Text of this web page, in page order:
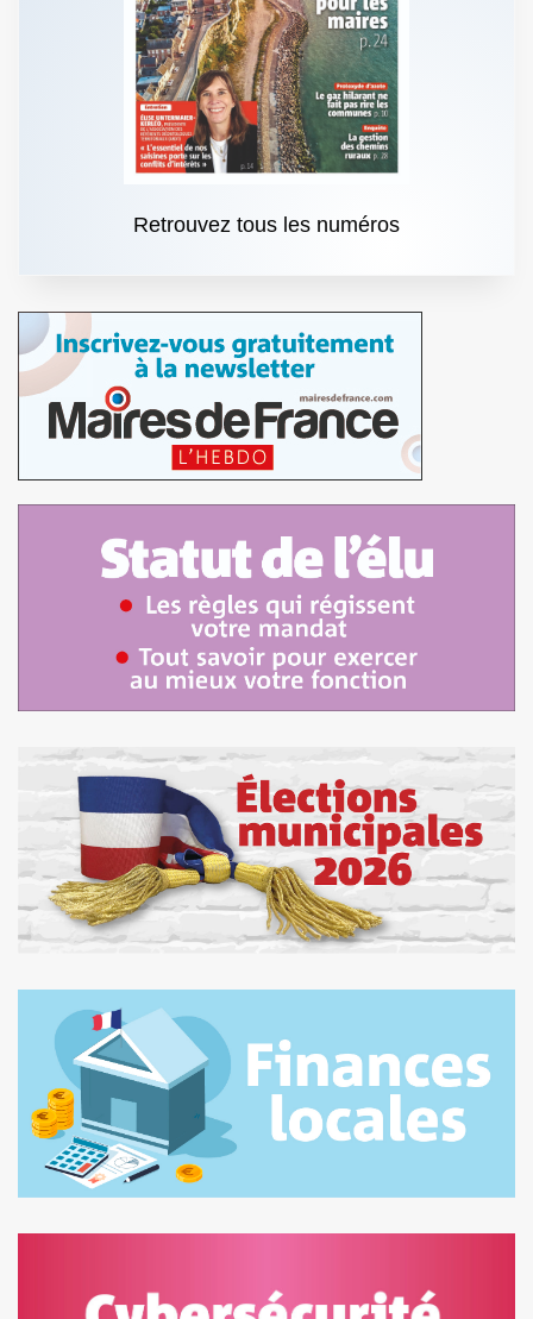
Retrouvez tous les numéros